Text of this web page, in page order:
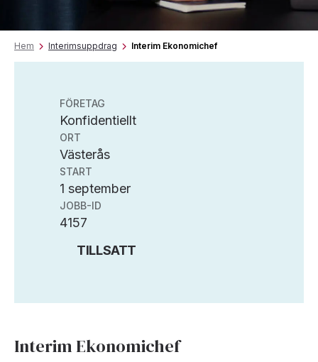
Hem Interimsuppdrag Interim Ekonomichef
FÖRETAG
Konfidentiellt
ORT
Västerås
START
1 september
JOBB-ID
4157
TILLSATT
Interim Ekonomichef